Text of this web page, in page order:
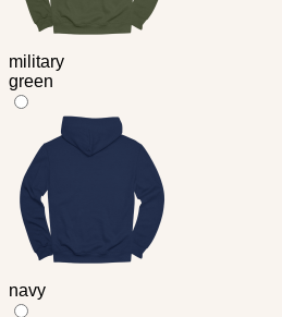
military
green
navy